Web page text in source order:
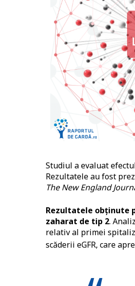
Studiul a evaluat
Rezultatele au fost
The New England
Rezultatele obținute
zaharat de tip 2.
relativ al primei
scăderii eGFR, care